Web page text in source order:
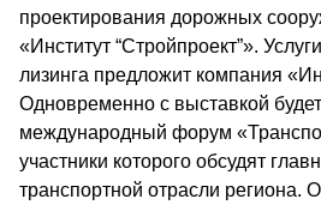
проектирования дорожных
«Институт “Стройпроект”».
лизинга предложит компания
Одновременно с выставкой
международный форум
участники которого обсудят
транспортной отрасли региона.